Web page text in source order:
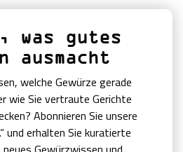
was gutes
ausmacht
welche Gewürze gerade
wie Sie vertraute Gerichte
Abonnieren Sie unsere
und erhalten Sie kuratierte